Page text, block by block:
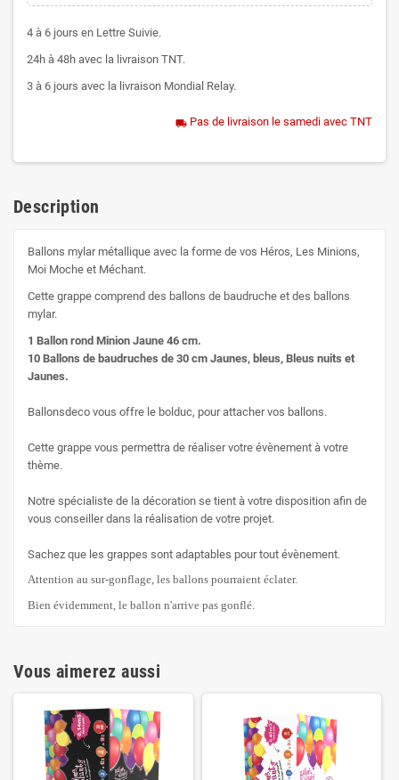
4 à 6 jours en Lettre Suivie.
24h à 48h avec la livraison TNT.
3 à 6 jours avec la livraison Mondial Relay.
local_shipping Pas de livraison le samedi avec TNT
Description
Ballons mylar métallique avec la forme de vos Héros, Les Minions,
Moi Moche et Méchant.
Cette grappe comprend des ballons de baudruche et des ballons
mylar.
1 Ballon rond Minion Jaune 46 cm.
10 Ballons de baudruches de 30 cm Jaunes, bleus, Bleus nuits et
Jaunes.
Ballonsdeco vous offre le bolduc, pour attacher vos ballons.
Cette grappe vous permettra de réaliser votre évènement à votre
thème.
Notre spécialiste de la décoration se tient à votre disposition afin de
vous conseiller dans la réalisation de votre projet.
Sachez que les grappes sont adaptables pour tout évènement.
Attention au sur-gonflage, les ballons pourraient éclater.
Bien évidemment, le ballon n'arrive pas gonflé.
Vous aimerez aussi